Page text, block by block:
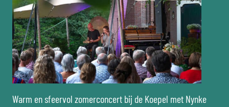
Warm en sfeervol zomerconcert bij de Koepel met Nynke